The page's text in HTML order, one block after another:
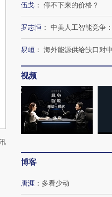
伍戈 ： 停不下来的价格？
罗志恒 ： 中美人工智能竞争
易峘 ： 海外能源供给缺口对
视频
博客
唐涯 ： 多看少动